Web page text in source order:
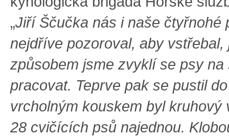
„Jiří Ščučka nás i naše čtyřnohé
nejdříve pozoroval, aby vstřebal,
způsobem jsme zvyklí se psy na
pracovat. Teprve pak se pustil
vrcholným kouskem byl kruhový
28 cvičících psů najednou.